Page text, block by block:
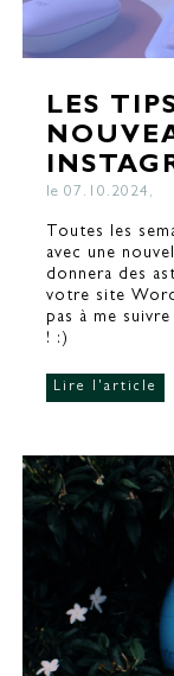
LES
le 07.10.2024,
Toutes les
avec une
donnera des
votre site
pas à me
! :)
Lire l'article